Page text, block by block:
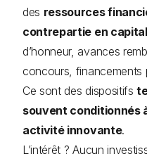
des ressources
contrepartie en capital
d’honneur, avances
concours, financements
Ce sont des dispositifs
souvent conditionnés
activité innovante.
L’intérêt ? Aucun